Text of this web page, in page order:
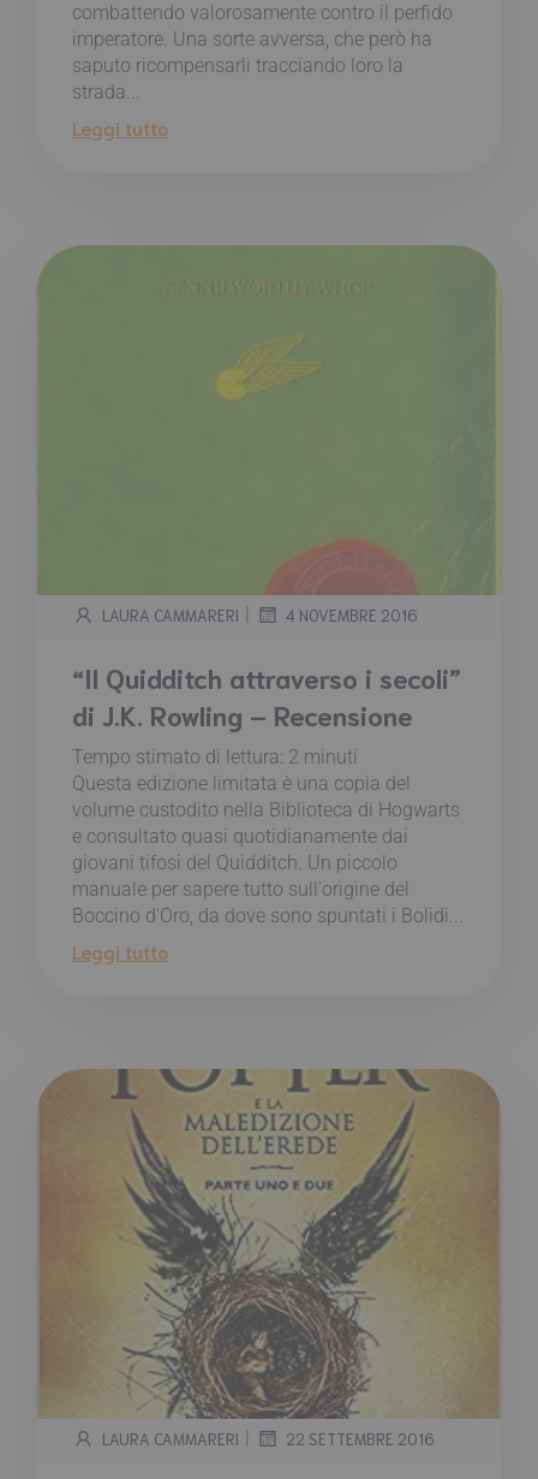
combattendo valorosamente contro il perfido
imperatore. Una sorte avversa, che però ha
saputo ricompensarli tracciando loro la
strada...
Leggi tutto
LAURA CAMMARERI | 4 NOVEMBRE 2016
“Il Quidditch attraverso i secoli”
di J.K. Rowling – Recensione
Tempo stimato di lettura: 2 minuti
Questa edizione limitata è una copia del
volume custodito nella Biblioteca di Hogwarts
e consultato quasi quotidianamente dai
giovani tifosi del Quidditch. Un piccolo
manuale per sapere tutto sull'origine del
Boccino d'Oro, da dove sono spuntati i Bolidi...
Leggi tutto
LAURA CAMMARERI | 22 SETTEMBRE 2016